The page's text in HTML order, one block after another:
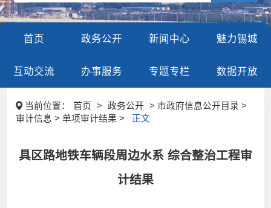
首页 政务公开 新闻中心 魅力锡城
互动交流 办事服务 专题专栏 数据开放
当前位置： 首页 > 政务公开
> 市政府信息公开目录 >
审计信息 > 单项审计结果 >
正文
具区路地铁车辆段周边水系 综合整治工程审
计结果